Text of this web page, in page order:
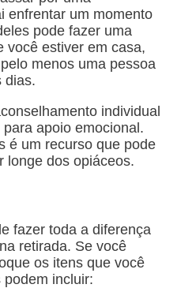
enfrentar um momento
pode fazer uma
você estiver em casa,
menos uma pessoa
dias.
individual
apoio emocional.
é um recurso que pode
longe dos opiáceos.
fazer toda a diferença
retirada. Se você
os itens que você
podem incluir: